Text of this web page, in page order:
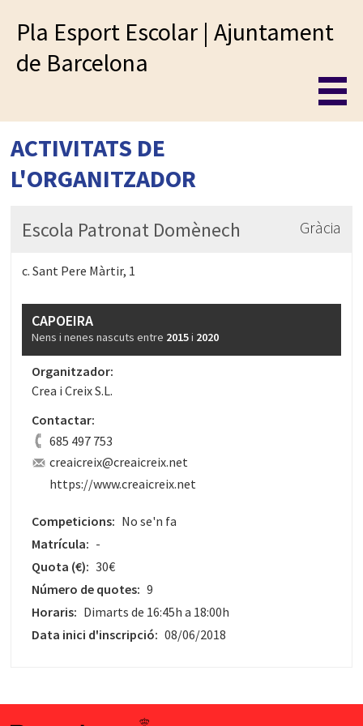
Pla Esport Escolar | Ajuntament
de Barcelona
ACTIVITATS DE
L'ORGANITZADOR
Escola Patronat Domènech Gràcia
c. Sant Pere Màrtir, 1
CAPOEIRA
Nens i nenes nascuts entre 2015i 2020
Organitzador:
Crea i Creix S.L.
Contactar:
685 497 753
creaicreix@creaicreix.net
https://www.creaicreix.net
Competicions: No se'n fa
Matrícula: -
Quota (€): 30€
Número de quotes: 9
Horaris: Dimarts de 16:45h a 18:00h
Data inici d'inscripció: 08/06/2018